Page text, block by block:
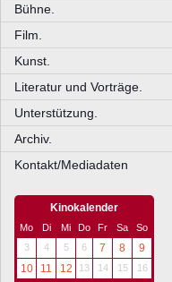
Bühne.
Film.
Kunst.
Literatur und Vorträge.
Unterstützung.
Archiv.
Kontakt/Mediadaten
Kinokalender
Mo Di Mi Do Fr Sa
So
3
4 5 6 7 8
9
10
11 12 13 14 15 16